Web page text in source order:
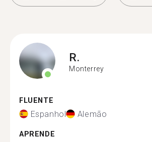
R.
Monterrey
FLUENTE
Espanhol Alemão
APRENDE